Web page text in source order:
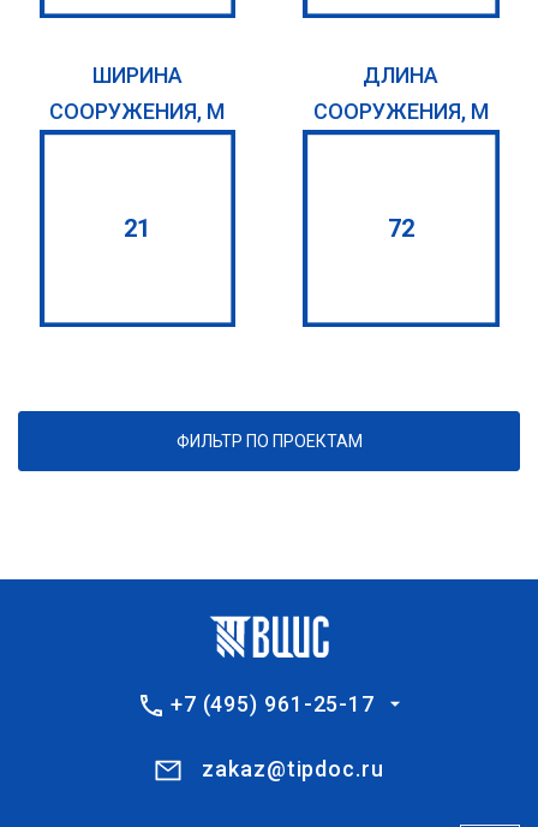
ШИРИНА
СООРУЖЕНИЯ, М
21
ДЛИНА
СООРУЖЕНИЯ, М
72
ФИЛЬТР ПО ПРОЕКТАМ
+7 (495) 961-25-17
zakaz@tipdoc.ru